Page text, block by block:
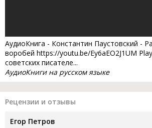
АудиоКнига - Константин Паустовский -
воробей https://youtu.be/Ey6aEO2J1UM
советских писателе...
АудиоКниги на русском языке
Рецензии и отзывы
Егор Петров